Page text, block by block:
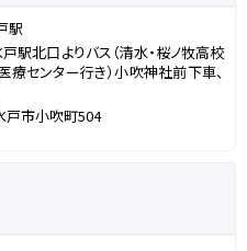
駅
駅北口よりバス（清水・桜ノ牧高校
センター行き）小吹神社前下車、
戸市小吹町504